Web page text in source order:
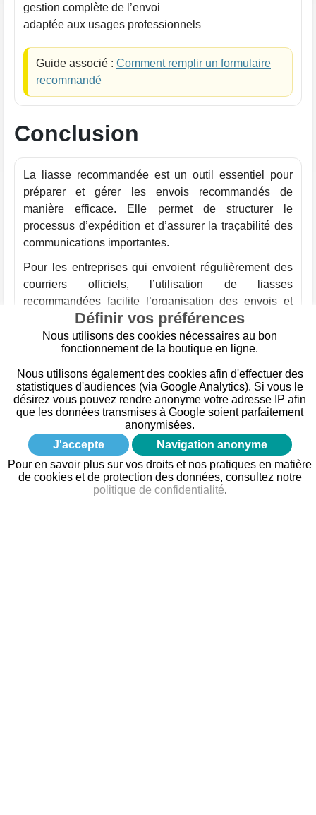
gestion complète de l’envoi
adaptée aux usages professionnels
Guide associé : Comment remplir un formulaire
recommandé
Conclusion
La liasse recommandée est un outil essentiel pour
préparer et gérer les envois recommandés de
manière efficace. Elle permet de structurer le
processus d’expédition et d’assurer la traçabilité des
communications importantes.
Pour les entreprises qui envoient régulièrement des
courriers officiels, l’utilisation de liasses
recommandées facilite l’organisation des envois et
contribue à sécuriser les échanges professionnels.
Guide Procourrier — Liasse recommandée :
fonctionnement
Définir vos préférences
Nous utilisons des cookies nécessaires au bon
fonctionnement de la boutique en ligne.
Nous utilisons également des cookies afin d'effectuer des
statistiques d'audiences (via Google Analytics). Si vous le
désirez vous pouvez rendre anonyme votre adresse IP afin
que les données transmises à Google soient parfaitement
anonymisées.
J'accepte
Navigation anonyme
Pour en savoir plus sur vos droits et nos pratiques en matière
de cookies et de protection des données, consultez notre
politique de confidentialité.